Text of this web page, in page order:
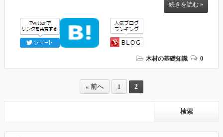
続きを読む »
木材の基礎知識 0
« 前へ 1 2